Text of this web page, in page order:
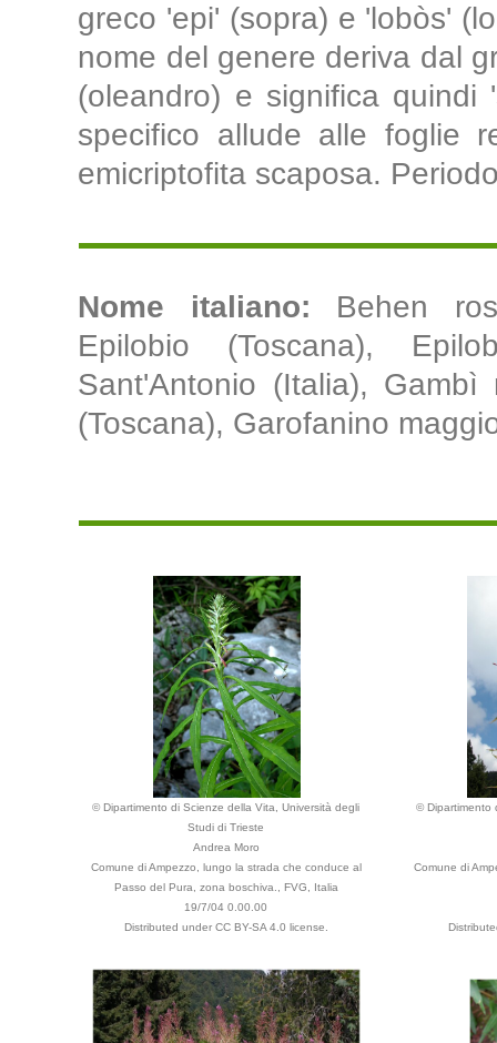
greco 'epi' (sopra) e 'lobòs'
nome del genere deriva dal
(oleandro) e significa
specifico allude alle foglie
emicriptofita scaposa.
Nome italiano: Behen
Epilobio (Toscana),
Sant'Antonio (Italia),
(Toscana), Garofanino
© Dipartimento di Scienze della Vita, Università degli
Studi di Trieste
Andrea Moro
Comune di Ampezzo, lungo la strada che conduce al
Passo del Pura, zona boschiva., FVG, Italia
19/7/04 0.00.00
Distributed under CC BY-SA 4.0 license.
© Dipartimento
Comune di